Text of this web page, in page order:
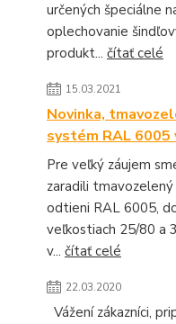
určených špeciálne
oplechovanie
produkt... čítať celé
15.03.2021
Novinka,
systém RAL 6005
Pre veľký záujem
zaradili
odtieni RAL 6005,
veľkostiach 25/80 a
v... čítať celé
22.03.2020
Vážení zákazníci,